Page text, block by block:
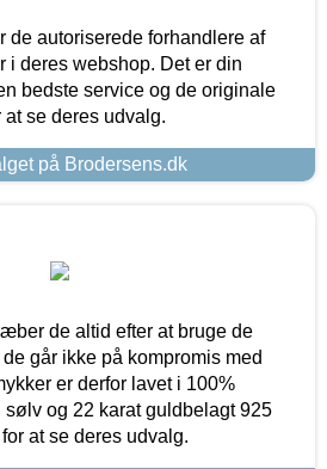
de autoriserede forhandlere af
i deres webshop. Det er din
bedste service og de originale
at se deres udvalg.
på Brodersens.dk
de altid efter at bruge de
går ikke på kompromis med
er derfor lavet i 100%
og 22 karat guldbelagt 925
at se deres udvalg.